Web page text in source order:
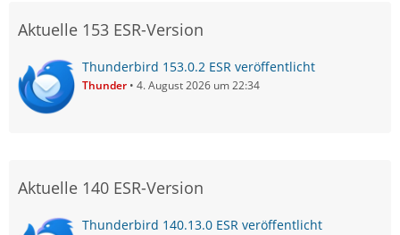
Aktuelle 153 ESR-Version
Thunderbird 153.0.2 ESR veröffentlicht
Thunder 4. August 2026 um 22:34
Aktuelle 140 ESR-Version
Thunderbird 140.13.0 ESR veröffentlicht